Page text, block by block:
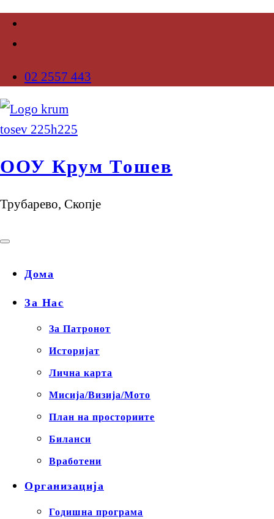
02 2557 443
ООУ Крум Тошев
Трубарево, Скопје
Дома
За Нас
За Патронот
Историјат
Лична карта
Мисија/Визија/Мото
План на просториите
Биланси
Вработени
Организација
Годишна програма